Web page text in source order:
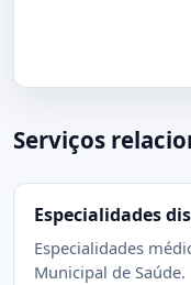
Serviços
Especialidades
Especialidades
Municipal de Saúde.